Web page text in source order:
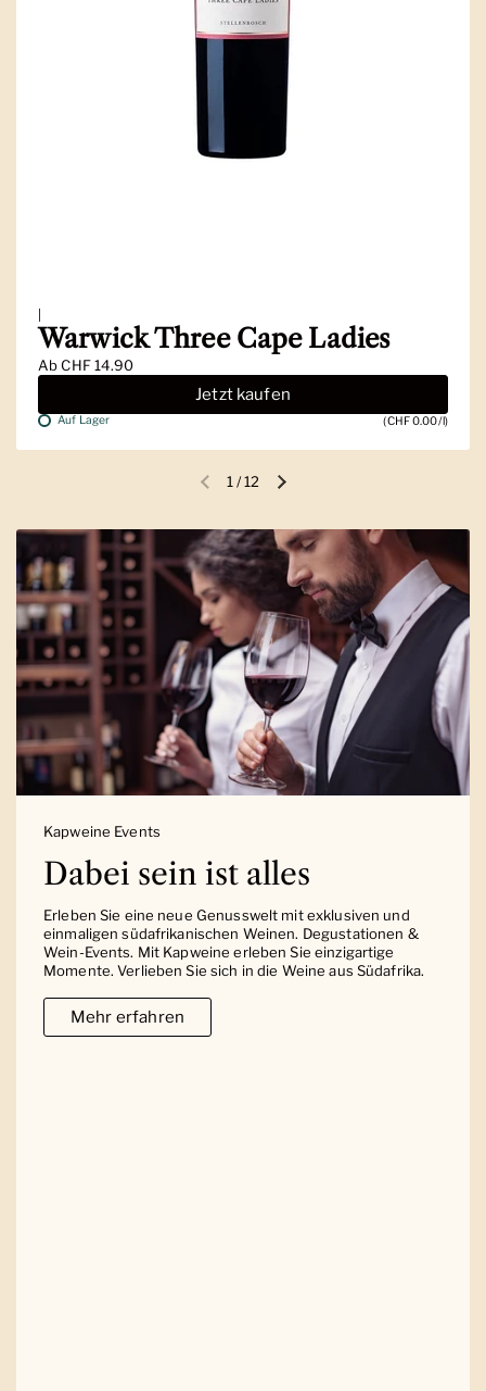
|
Warwick Three Cape Ladies
AbCHF 14.90
Jetzt kaufen
Auf Lager (CHF 0.00/l)
Vorherige FolieNächste Folie
1 /12
Kapweine Events
Dabei sein ist alles
Erleben Sie eine neue Genusswelt mit exklusiven und
einmaligen südafrikanischen Weinen. Degustationen &
Wein-Events. Mit Kapweine erleben Sie einzigartige
Momente. Verlieben Sie sich in die Weine aus Südafrika.
Mehr erfahren